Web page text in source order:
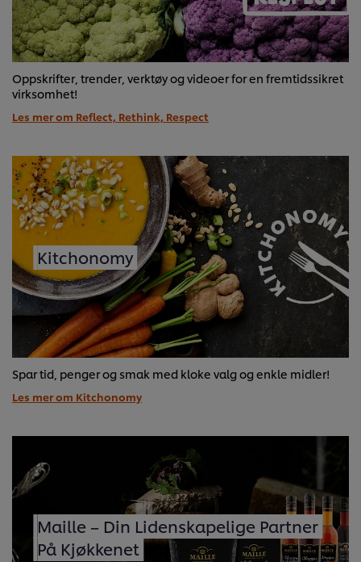
Oppskrifter, trender, verktøy og videoer for en fremtidssikret
virksomhet!
Les mer om Reflect, Rethink, Respect
Kitchonomy
Spar tid, penger og smak med kloke valg og enkle midler!
Les mer om Kitchonomy
Maille – Din Lidenskapelige Partner
På Kjøkkenet